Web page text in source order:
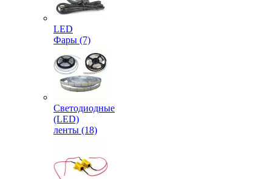
LED
Фары (7)
Светодиодные
(LED)
ленты (18)